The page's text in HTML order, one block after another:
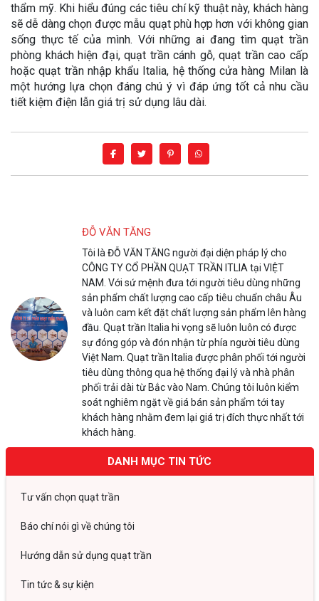
thẩm mỹ. Khi hiểu đúng các tiêu chí kỹ thuật này, khách hàng
sẽ dễ dàng chọn được mẫu quạt phù hợp hơn với không gian
sống thực tế của mình. Với những ai đang tìm quạt trần
phòng khách hiện đại, quạt trần cánh gỗ, quạt trần cao cấp
hoặc quạt trần nhập khẩu Italia, hệ thống cửa hàng Milan là
một hướng lựa chọn đáng chú ý vì đáp ứng tốt cả nhu cầu
tiết kiệm điện lẫn giá trị sử dụng lâu dài.
ĐỖ VĂN TĂNG
Tôi là ĐỖ VĂN TĂNG người đại diện pháp lý cho
CÔNG TY CỔ PHẦN QUẠT TRẦN ITLIA tại VIỆT
NAM. Với sứ mệnh đưa tới người tiêu dùng những
sản phẩm chất lượng cao cấp tiêu chuẩn châu Âu
và luôn cam kết đặt chất lượng sản phẩm lên hàng
đầu. Quạt trần Italia hi vọng sẽ luôn luôn có được
sự đóng góp và đón nhận từ phía người tiêu dùng
Việt Nam. Quạt trần Italia được phân phối tới người
tiêu dùng thông qua hệ thống đại lý và nhà phân
phối trải dài từ Bắc vào Nam. Chúng tôi luôn kiểm
soát nghiêm ngặt về giá bán sản phẩm tới tay
khách hàng nhằm đem lại giá trị đích thực nhất tới
khách hàng.
DANH MỤC TIN TỨC
Tư vấn chọn quạt trần
Báo chí nói gì về chúng tôi
Hướng dẫn sử dụng quạt trần
Tin tức & sự kiện